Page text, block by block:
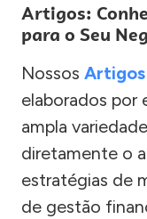
Artigos:
para o Seu
Nossos Artigos
elaborados por
ampla
diretamente o
estratégias de
de gestão